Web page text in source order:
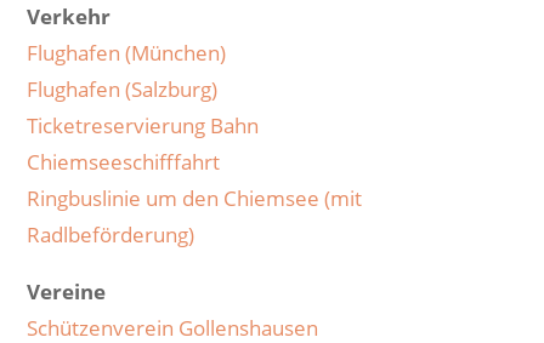
Verkehr
Flughafen (München)
Flughafen (Salzburg)
Ticketreservierung Bahn
Chiemseeschifffahrt
Ringbuslinie um den Chiemsee (mit
Radlbeförderung)
Vereine
Schützenverein Gollenshausen